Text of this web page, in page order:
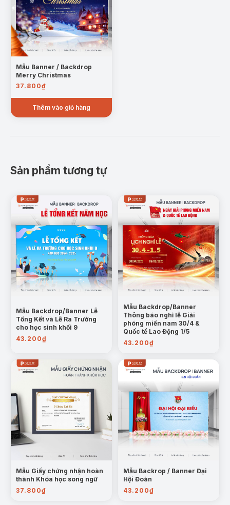
Mẫu Banner / Backdrop
Merry Christmas
37.800₫
Thêm vào giỏ hàng
Sản phẩm tương tự
Mẫu Backdrop/Banner Lễ
Tổng Kết và Lễ Ra Trường
cho học sinh khối 9
43.200₫
Mẫu Backdrop/Banner
Thông báo nghỉ lễ Giải
phóng miền nam 30/4 &
Quốc tế Lao Động 1/5
43.200₫
Mẫu Giấy chứng nhận hoàn
thành Khóa học song ngữ
37.800₫
Mẫu Backrop / Banner Đại
Hội Đoàn
43.200₫